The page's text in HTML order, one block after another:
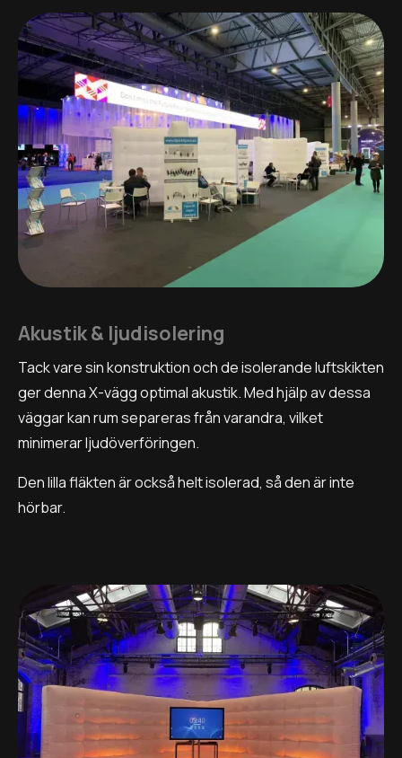
Akustik & ljudisolering
Tack vare sin konstruktion och de isolerande luftskikten
ger denna X-vägg optimal akustik. Med hjälp av dessa
väggar kan rum separeras från varandra, vilket
minimerar ljudöverföringen.
Den lilla fläkten är också helt isolerad, så den är inte
hörbar.